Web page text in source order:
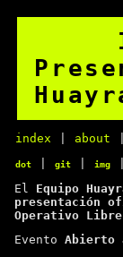
index about
dot git img
El Equipo
presentación
Operativo Libre
Evento Abierto